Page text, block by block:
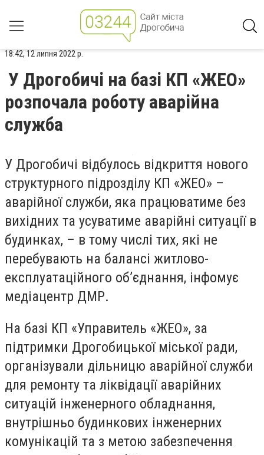
18:42, 12 липня 2022 р.
У Дрогобичі на базі КП «ЖЕО»
розпочала роботу аварійна
служба
У Дрогобичі відбулось відкриття нового
структурного підрозділу КП «ЖЕО» –
аварійної служби, яка працюватиме без
вихідних та усуватиме аварійні ситуації в
будинках, – в тому числі тих, які не
перебувають на балансі житлово-
експлуатаційного об’єднання, інфомує
медіацентр ДМР.
На базі КП «Управитель «ЖЕО», за
підтримки Дрогобицької міської ради,
організували дільницю аварійної служби
для ремонту та ліквідації аварійних
ситуацій інженерного обладнання,
внутрішньо будинкових інженерних
комунікацій та з метою забезпечення